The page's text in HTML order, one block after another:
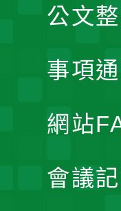
公文
事項
網站
會議